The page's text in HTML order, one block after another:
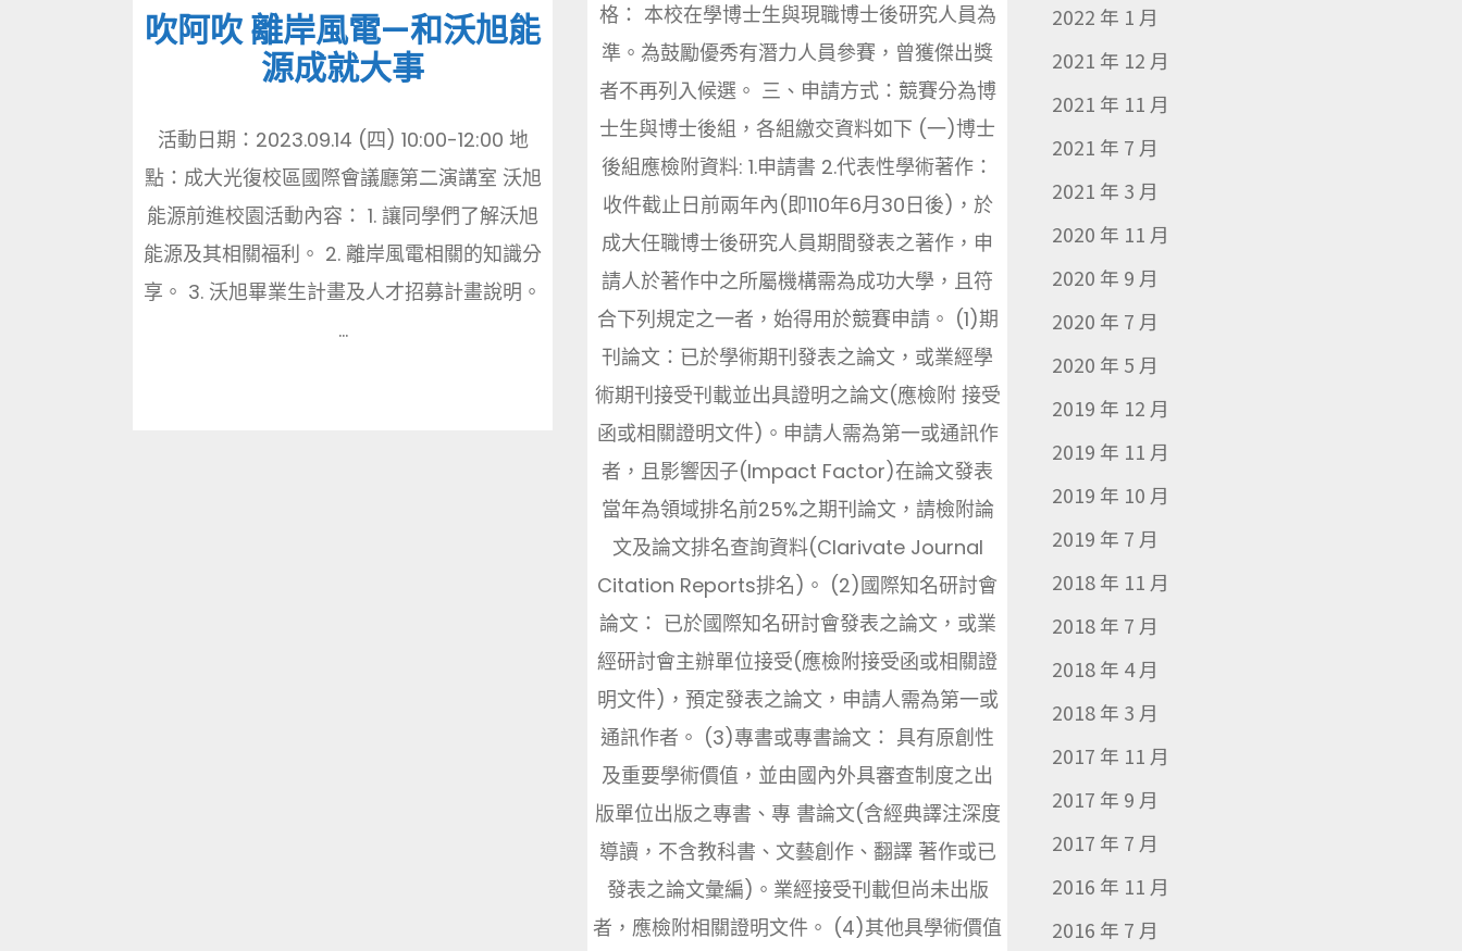
格： 本校在學博士生與現職博士後研究人員為
準。為鼓勵優秀有潛力人員參賽，曾獲傑出獎
者不再列入候選。 三、申請方式：競賽分為博
士生與博士後組，各組繳交資料如下 (一)博士
後組應檢附資料: 1.申請書 2.代表性學術著作：
收件截止日前兩年內(即110年6月30日後)，於
成大任職博士後研究人員期間發表之著作，申
請人於著作中之所屬機構需為成功大學，且符
合下列規定之一者，始得用於競賽申請。 (1)期
刊論文：已於學術期刊發表之論文，或業經學
術期刊接受刊載並出具證明之論文(應檢附 接受
函或相關證明文件)。申請人需為第一或通訊作
者，且影響因子(Impact Factor)在論文發表
當年為領域排名前25%之期刊論文，請檢附論
文及論文排名查詢資料(Clarivate Journal
Citation Reports排名)。 (2)國際知名研討會
論文： 已於國際知名研討會發表之論文，或業
經研討會主辦單位接受(應檢附接受函或相關證
明文件)，預定發表之論文，申請人需為第一或
通訊作者。 (3)專書或專書論文： 具有原創性
及重要學術價值，並由國內外具審查制度之出
版單位出版之專書、專 書論文(含經典譯注深度
導讀，不含教科書、文藝創作、翻譯 著作或已
發表之論文彙編)。業經接受刊載但尚未出版
者，應檢附相關證明文件。 (4)其他具學術價值
吹阿吹 離岸風電—和沃旭能
源成就大事
活動日期：2023.09.14 (四) 10:00-12:00 地
點：成大光復校區國際會議廳第二演講室 沃旭
能源前進校園活動內容： 1. 讓同學們了解沃旭
能源及其相關福利。 2. 離岸風電相關的知識分
享。 3. 沃旭畢業生計畫及人才招募計畫說明。
...
2022 年 1 月
2021 年 12 月
2021 年 11 月
2021 年 7 月
2021 年 3 月
2020 年 11 月
2020 年 9 月
2020 年 7 月
2020 年 5 月
2019 年 12 月
2019 年 11 月
2019 年 10 月
2019 年 7 月
2018 年 11 月
2018 年 7 月
2018 年 4 月
2018 年 3 月
2017 年 11 月
2017 年 9 月
2017 年 7 月
2016 年 11 月
2016 年 7 月